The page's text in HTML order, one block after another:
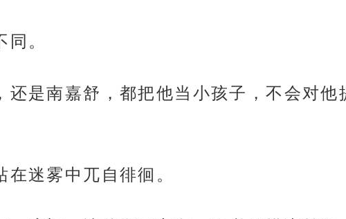
。
是南嘉舒，都把他当小孩子，不会对他
迷雾中兀自徘徊。